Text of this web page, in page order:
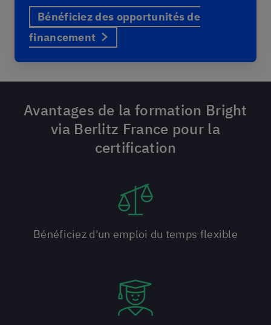
Bénéficiez des opportunités de
financement
Avantages de la formation Bright
via Berlitz France pour la
certification
Bénéficiez d'un emploi du temps flexible